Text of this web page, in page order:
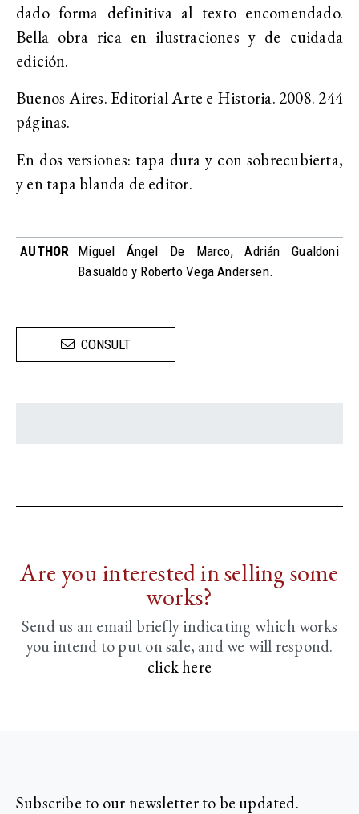
dado forma definitiva al texto encomendado.
Bella obra rica en ilustraciones y de cuidada
edición.
Buenos Aires. Editorial Arte e Historia. 2008. 244
páginas.
En dos versiones: tapa dura y con sobrecubierta,
y en tapa blanda de editor.
AUTHOR Miguel Ángel De Marco, Adrián Gualdoni
Basualdo y Roberto Vega Andersen.
CONSULT
Are you interested in selling some
works?
Send us an email briefly indicatingwhich works
you intend to put on sale, and we will respond.
click here
Subscribe to our newsletter to be updated.